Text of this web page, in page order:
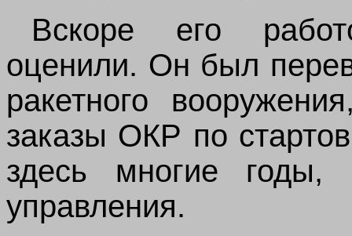
Вскоре его
оценили. Он был
ракетного
заказы ОКР по
здесь многие
управления.